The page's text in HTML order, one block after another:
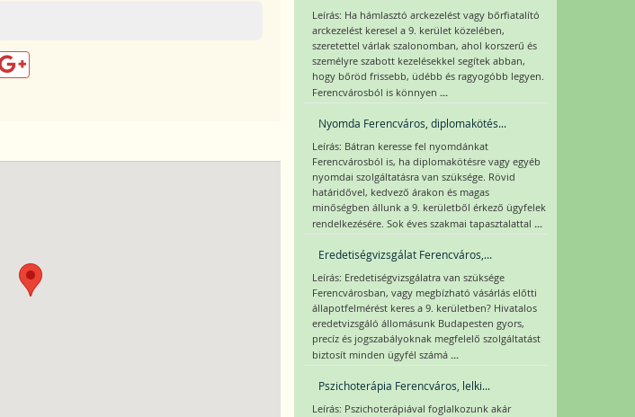
Leírás: Ha hámlasztó arckezelést vagy bőrfiatalító
arckezelést keresel a 9. kerület közelében,
szeretettel várlak szalonomban, ahol korszerű és
személyre szabott kezelésekkel segítek abban,
hogy bőröd frissebb, üdébb és ragyogóbb legyen.
Ferencvárosból is könnyen ...
Nyomda Ferencváros, diplomakötés...
Leírás: Bátran keresse fel nyomdánkat
Ferencvárosból is, ha diplomakötésre vagy egyéb
nyomdai szolgáltatásra van szüksége. Rövid
határidővel, kedvező árakon és magas
minőségben állunk a 9. kerületből érkező ügyfelek
rendelkezésére. Sok éves szakmai tapasztalattal ...
Eredetiségvizsgálat Ferencváros,...
Leírás: Eredetiségvizsgálatra van szüksége
Ferencvárosban, vagy megbízható vásárlás előtti
állapotfelmérést keres a 9. kerületben? Hivatalos
eredetvizsgáló állomásunk Budapesten gyors,
precíz és jogszabályoknak megfelelő szolgáltatást
biztosít minden ügyfél számá ...
Pszichoterápia Ferencváros, lelki...
Leírás: Pszichoterápiával foglalkozunk akár